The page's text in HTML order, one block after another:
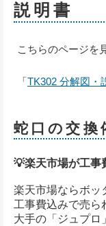
説明書
こちらのページを
「TK302 分解図・
蛇口の交換
💡楽天市場が工事
楽天市場ならボッ
工事費込みで売ら
大手の「ジュプロ